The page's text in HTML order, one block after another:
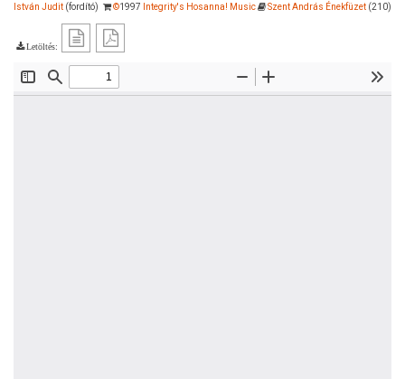
István Judit (fordító) ©1997 Integrity's Hosanna! Music Szent András Énekfüzet (210)
Letöltés: